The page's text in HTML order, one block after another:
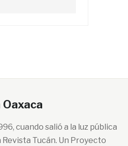
cuando salió a la luz pública
Tucán. Un Proyecto